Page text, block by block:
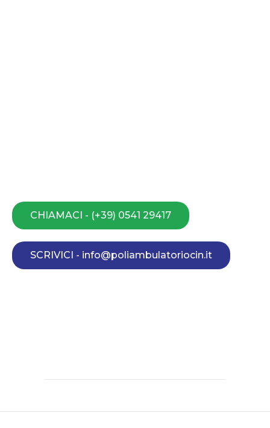
CHIAMACI - (+39) 0541 29417
SCRIVICI - info@poliambulatoriocin.it